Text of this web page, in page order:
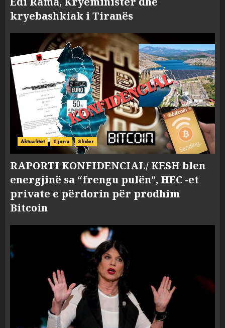
kryebashkiak i Tiranës
Aktualitet E jona Slider
RAPORTI KONFIDENCIAL/ KESH blen
energjinë sa “frengu pulën”, HEC -et
private e përdorin për prodhim
Bitcoin